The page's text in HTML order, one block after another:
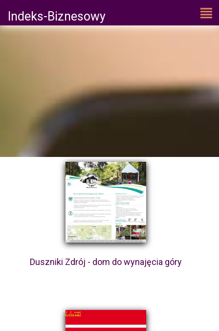
Indeks-Biznesowy
Duszniki Zdrój - dom do wynajęcia góry